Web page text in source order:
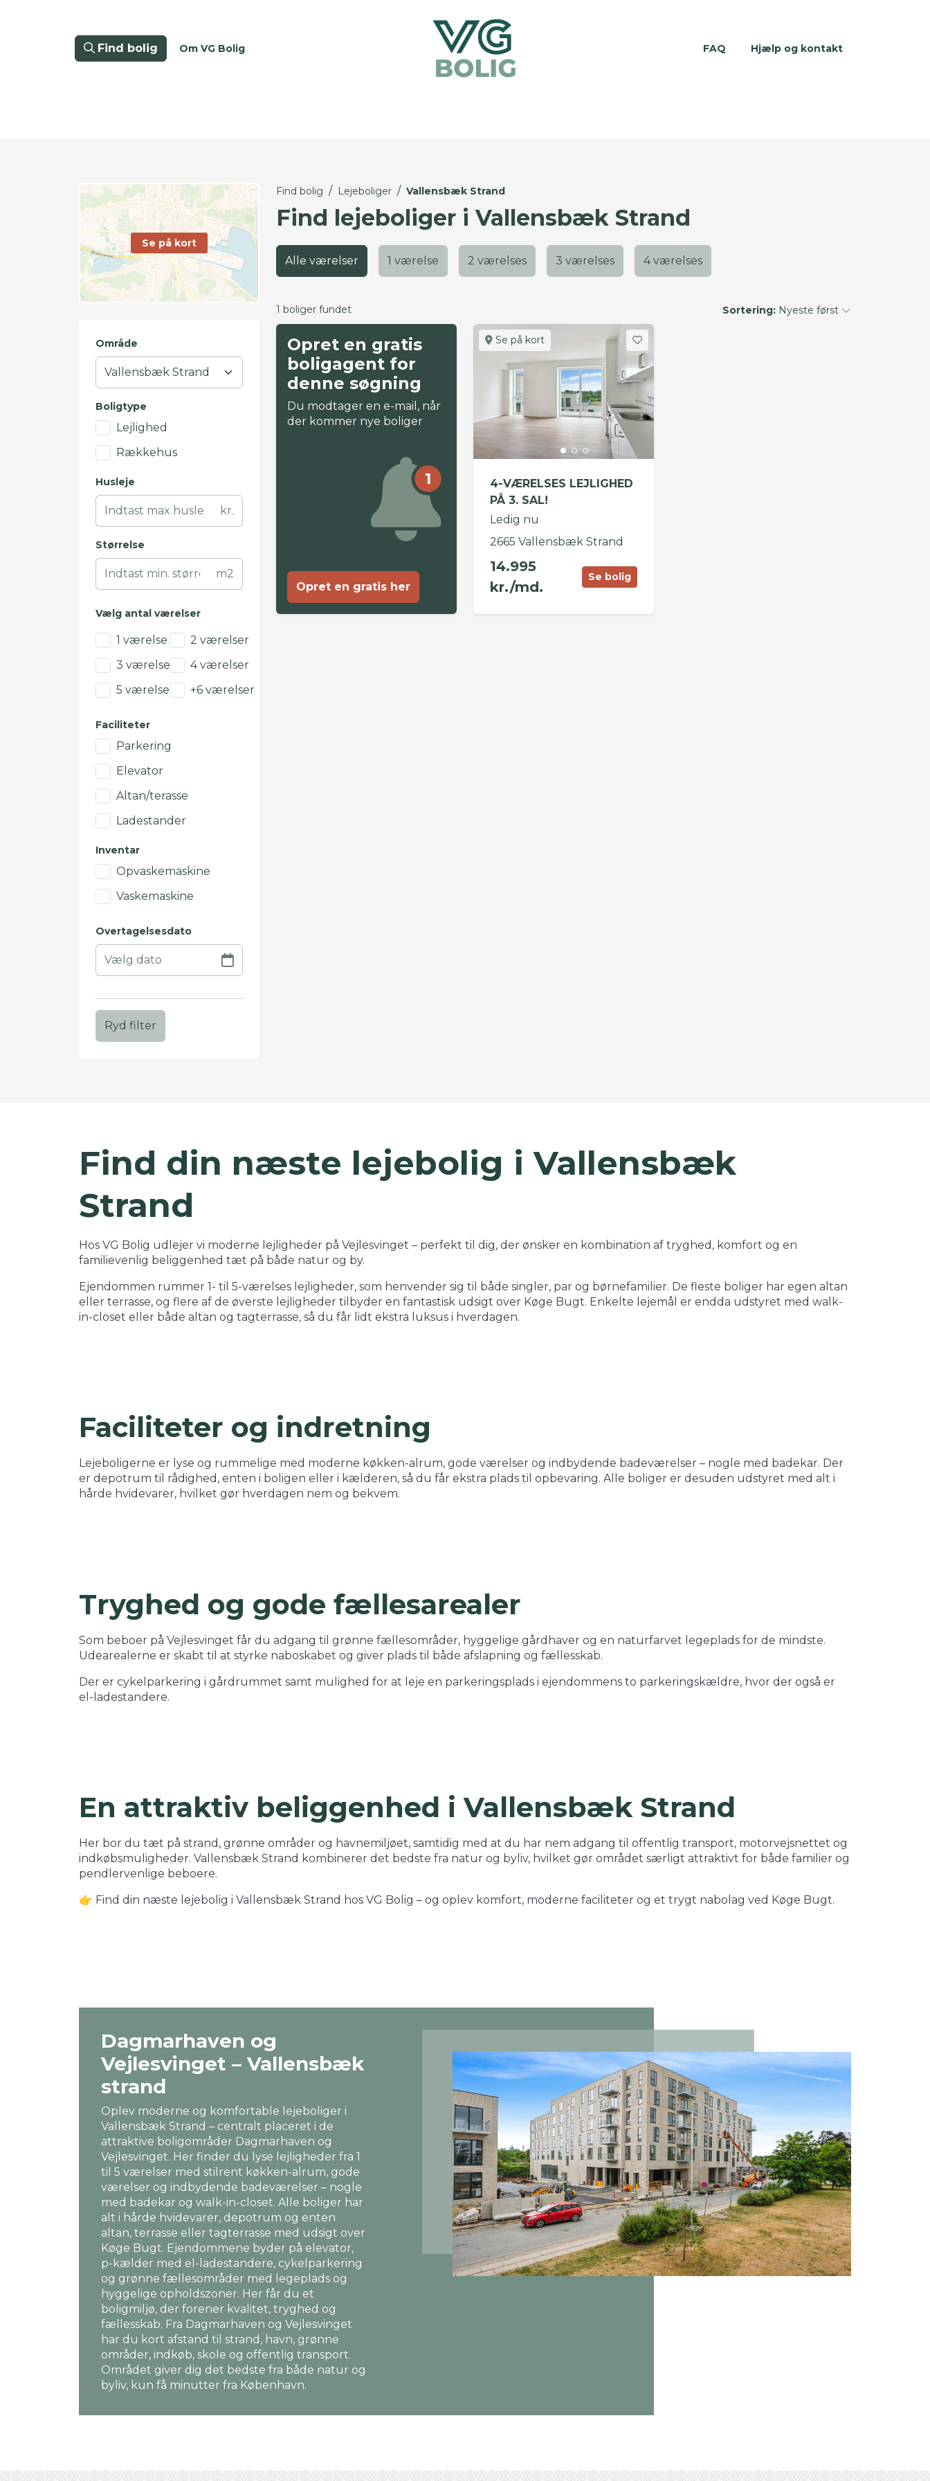
Find bolig Om VG Bolig FAQ Hjælp og kontakt
Se på kort
Område
Boligtype
Lejlighed
Rækkehus
Husleje
kr.
Størrelse
m2
Vælg antal værelser
1 værelse
2 værelser
3 værelser
4 værelser
5 værelser
+6 værelser
Faciliteter
Parkering
Elevator
Altan/terasse
Ladestander
Inventar
Opvaskemaskine
Vaskemaskine
Overtagelsesdato
Ryd filter
Find bolig / Lejeboliger / Vallensbæk Strand
Find lejeboliger i Vallensbæk Strand
Alle værelser 1 værelse 2 værelses 3 værelses 4 værelses
1 boliger fundet Sortering: Nyeste først
Opret en gratis
boligagent for
denne søgning
Du modtager en e-mail, når
der kommer nye boliger
1
Opret en gratis her
Se på kort
4-VÆRELSES LEJLIGHED
PÅ 3. SAL!
Ledig nu
2665 Vallensbæk Strand
14.995
kr./md.
Se bolig
Find din næste lejebolig i Vallensbæk
Strand
Hos VG Bolig udlejer vi moderne lejligheder på Vejlesvinget – perfekt til dig, der ønsker en kombination af tryghed, komfort og en
familievenlig beliggenhed tæt på både natur og by.
Ejendommen rummer 1- til 5-værelses lejligheder, som henvender sig til både singler, par og børnefamilier. De fleste boliger har egen altan
eller terrasse, og flere af de øverste lejligheder tilbyder en fantastisk udsigt over Køge Bugt. Enkelte lejemål er endda udstyret med walk-
in-closet eller både altan og tagterrasse, så du får lidt ekstra luksus i hverdagen.
Faciliteter og indretning
Lejeboligerne er lyse og rummelige med moderne køkken-alrum, gode værelser og indbydende badeværelser – nogle med badekar. Der
er depotrum til rådighed, enten i boligen eller i kælderen, så du får ekstra plads til opbevaring. Alle boliger er desuden udstyret med alt i
hårde hvidevarer, hvilket gør hverdagen nem og bekvem.
Tryghed og gode fællesarealer
Som beboer på Vejlesvinget får du adgang til grønne fællesområder, hyggelige gårdhaver og en naturfarvet legeplads for de mindste.
Udearealerne er skabt til at styrke naboskabet og giver plads til både afslapning og fællesskab.
Der er cykelparkering i gårdrummet samt mulighed for at leje en parkeringsplads i ejendommens to parkeringskældre, hvor der også er
el-ladestandere.
En attraktiv beliggenhed i Vallensbæk Strand
Her bor du tæt på strand, grønne områder og havnemiljøet, samtidig med at du har nem adgang til offentlig transport, motorvejsnettet og
indkøbsmuligheder. Vallensbæk Strand kombinerer det bedste fra natur og byliv, hvilket gør området særligt attraktivt for både familier og
pendlervenlige beboere.
👉 Find din næste lejebolig i Vallensbæk Strand hos VG Bolig – og oplev komfort, moderne faciliteter og et trygt nabolag ved Køge Bugt.
Dagmarhaven og
Vejlesvinget – Vallensbæk
strand
Oplev moderne og komfortable lejeboliger i
Vallensbæk Strand – centralt placeret i de
attraktive boligområder Dagmarhaven og
Vejlesvinget. Her finder du lyse lejligheder fra 1
til 5 værelser med stilrent køkken-alrum, gode
værelser og indbydende badeværelser – nogle
med badekar og walk-in-closet. Alle boliger har
alt i hårde hvidevarer, depotrum og enten
altan, terrasse eller tagterrasse med udsigt over
Køge Bugt. Ejendommene byder på elevator,
p-kælder med el-ladestandere, cykelparkering
og grønne fællesområder med legeplads og
hyggelige opholdszoner. Her får du et
boligmiljø, der forener kvalitet, tryghed og
fællesskab. Fra Dagmarhaven og Vejlesvinget
har du kort afstand til strand, havn, grønne
områder, indkøb, skole og offentlig transport.
Området giver dig det bedste fra både natur og
byliv, kun få minutter fra København.